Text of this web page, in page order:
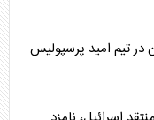
تیم امید پرسپولیس